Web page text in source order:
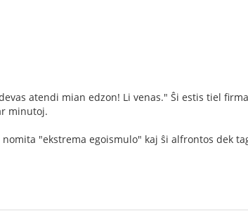
atendi mian edzon! Li venas." Ŝi estis tiel
minutoj.
"ekstrema egoismulo" kaj ŝi alfrontos dek